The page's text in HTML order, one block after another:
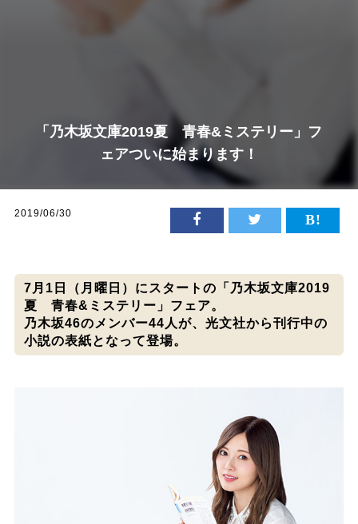
「乃木坂文庫2019夏 青春&ミステリー」フ
ェアついに始まります！
2019/06/30
7月1日（月曜日）にスタートの「乃木坂文庫2019
夏 青春&ミステリー」フェア。
乃木坂46のメンバー44人が、光文社から刊行中の
小説の表紙となって登場。